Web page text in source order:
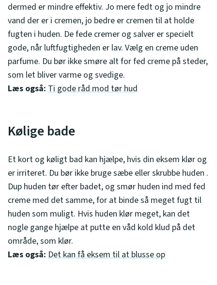
dermed er mindre effektiv. Jo mere fedt og jo mindre
vand der er i cremen, jo bedre er cremen til at holde
fugten i huden. De fede cremer og salver er specielt
gode, når luftfugtigheden er lav. Vælg en creme uden
parfume. Du bør ikke smøre alt for fed creme på steder,
som let bliver varme og svedige.
Læs også: Ti gode råd mod tør hud
Kølige bade
Et kort og køligt bad kan hjælpe, hvis din eksem klør og
er irriteret. Du bør ikke bruge sæbe eller skrubbe huden .
Dup huden tør efter badet, og smør huden ind med fed
creme med det samme, for at binde så meget fugt til
huden som muligt. Hvis huden klør meget, kan det
nogle gange hjælpe at putte en våd kold klud på det
område, som klør.
Læs også: Det kan få eksem til at blusse op